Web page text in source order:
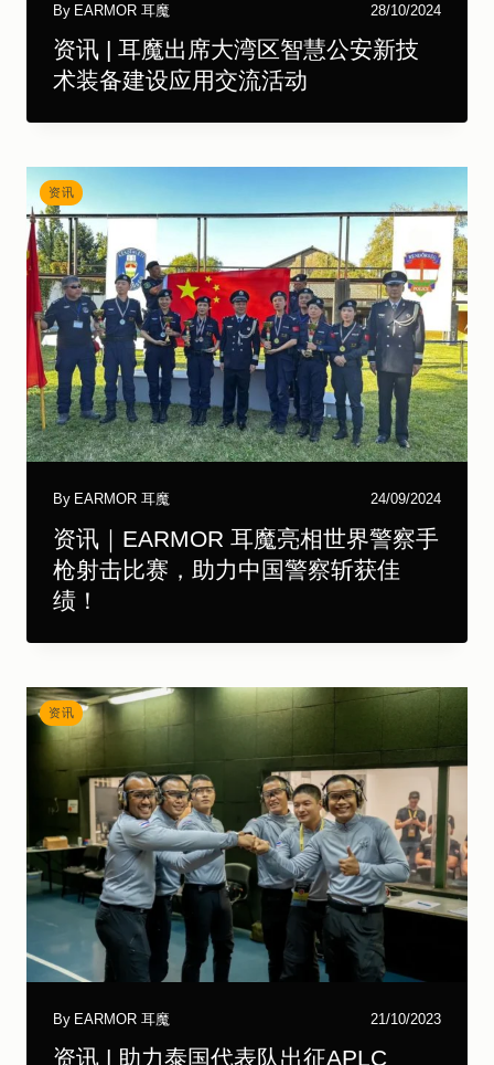
By EARMOR 耳魔 28/10/2024
资讯 | 耳魔出席大湾区智慧公安新技
术装备建设应用交流活动
资讯
By EARMOR 耳魔 24/09/2024
资讯｜EARMOR 耳魔亮相世界警察手
枪射击比赛，助力中国警察斩获佳
绩！
资讯
By EARMOR 耳魔 21/10/2023
资讯 | 助力泰国代表队出征APLC